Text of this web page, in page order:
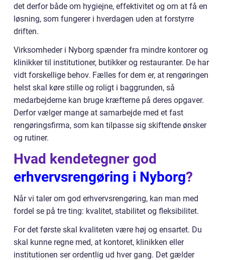
det derfor både om hygiejne, effektivitet og om at få en
løsning, som fungerer i hverdagen uden at forstyrre
driften.
Virksomheder i Nyborg spænder fra mindre kontorer og
klinikker til institutioner, butikker og restauranter. De har
vidt forskellige behov. Fælles for dem er, at rengøringen
helst skal køre stille og roligt i baggrunden, så
medarbejderne kan bruge kræfterne på deres opgaver.
Derfor vælger mange at samarbejde med et fast
rengøringsfirma, som kan tilpasse sig skiftende ønsker
og rutiner.
Hvad kendetegner god
erhvervsrengøring i Nyborg?
Når vi taler om god erhvervsrengøring, kan man med
fordel se på tre ting: kvalitet, stabilitet og fleksibilitet.
For det første skal kvaliteten være høj og ensartet. Du
skal kunne regne med, at kontoret, klinikken eller
institutionen ser ordentlig ud hver gang. Det gælder